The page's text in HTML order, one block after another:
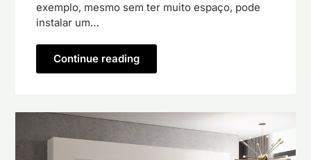
exemplo, mesmo sem ter muito espaço, pode
instalar um…
Continue reading